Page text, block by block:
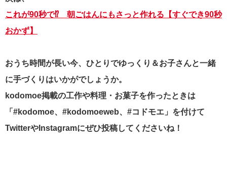
これが90秒で⁉ 朝ごはんにもさっと作れる【すぐでき90秒
おかず】
おうち時間が長い今、ひとりでゆっくり＆お子さんと一緒
に手づくりはいかがでしょうか。
kodomoe掲載の工作や料理・お菓子を作ったときは
「#kodomoe、#kodomoeweb、#コドモエ」を付けて
TwitterやInstagramにぜひ投稿してくださいね！